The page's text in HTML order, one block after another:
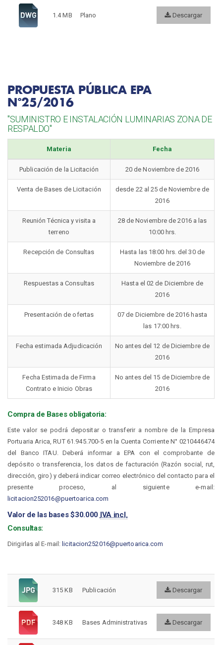
1.4 MB Plano Descargar
PROPUESTA PÚBLICA EPA
N°25/2016
"SUMINISTRO E INSTALACIÓN LUMINARIAS ZONA DE
RESPALDO"
Materia Fecha
Publicación de la Licitación 20 de Noviembre de 2016
Venta de Bases de Licitación
desde 22 al 25 de Noviembre de
2016
Reunión Técnica y visita a
terreno
28 de Noviembre de 2016 a las
10:00 hrs.
Recepción de Consultas
Hasta las 18:00 hrs. del 30 de
Noviembre de 2016
Respuestas a Consultas
Hasta el 02 de Diciembre de
2016
Presentación de ofertas
07 de Diciembre de 2016 hasta
las 17:00 hrs.
Fecha estimada Adjudicación
No antes del 12 de Diciembre de
2016
Fecha Estimada de Firma
Contrato e Inicio Obras
No antes del 15 de Diciembre de
2016
Compra de Bases obligatoria:
Este valor se podrá depositar o transferir a nombre de la Empresa
Portuaria Arica, RUT 61.945.700-5 en la Cuenta Corriente N° 0210446474
del Banco ITAU. Deberá informar a EPA con el comprobante de
depósito o transferencia, los datos de facturación (Razón social, rut,
dirección, giro) y deberá indicar correo electrónico del contacto para el
presente proceso, al siguiente e-mail:
licitacion252016@puertoarica.com
Valor de las bases $30.000 IVA incl.
Consultas:
Dirigirlas al E-mail:licitacion252016@puertoarica.com
315 KB Publicación Descargar
348 KB Bases Administrativas Descargar